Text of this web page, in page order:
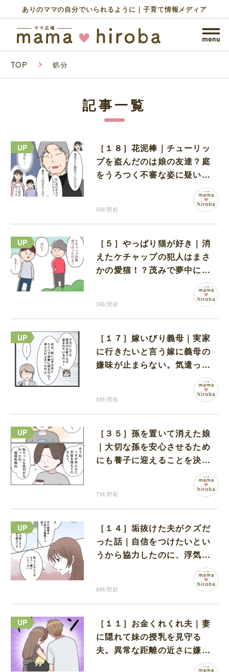
ありのママの自分でいられるように｜子育て情報メディア
TOP 処分
記事一覧
［１８］花泥棒｜チューリッ
プを盗んだのは娘の友達？庭
をうろつく不審な姿に疑いが
0時間前
［５］やっぱり猫が好き｜消
えたケチャップの犯人はまさ
かの愛猫！？茂みで夢中にな
3時間前
［１７］嫁いびり義母｜実家
に行きたいと言う嫁に義母の
嫌味が止まらない。気遣って
5時間前
［３５］孫を置いて消えた娘
｜大切な孫を安心させるため
にも養子に迎えることを決心
7時間前
［１４］垢抜けた夫がクズだ
った話｜自信をつけたいとい
うから協力したのに、浮気と
8時間前
［１１］お金くれくれ夫｜妻
に隠れて妹の授乳を見守る
夫。異常な距離の近さに嫌悪